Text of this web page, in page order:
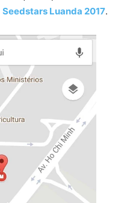
Seedstars Luanda 2017.